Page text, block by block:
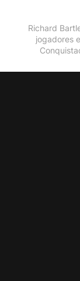
Richard
jogadores